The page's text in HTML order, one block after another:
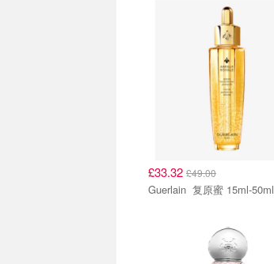
£33.32 £49.00
Guerlain 复原蜜 15ml-50ml